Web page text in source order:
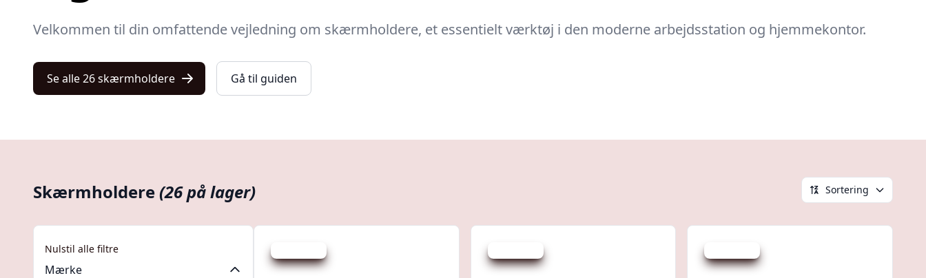
Velkommen til din omfattende vejledning om skærmholdere, et essentielt værktøj i den moderne arbejdsstation og hjemmekontor.
Se alle 26 skærmholdere Gå til guiden
Skærmholdere(26 på lager) Sortering
Nulstil alle filtre
Mærke